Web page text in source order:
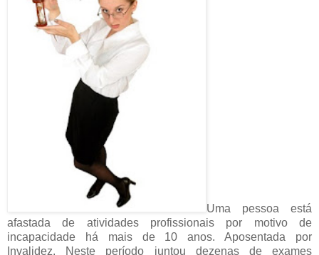
Uma pessoa está
afastada de atividades profissionais por motivo de
incapacidade há mais de 10 anos. Aposentada por
Invalidez. Neste período juntou dezenas de exames